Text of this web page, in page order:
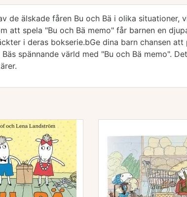
de älskade fåren Bu och Bä i olika situationer,
att spela "Bu och Bä memo" får barnen en
i deras bokserie.bGe dina barn chansen
spännande värld med "Bu och Bä memo".